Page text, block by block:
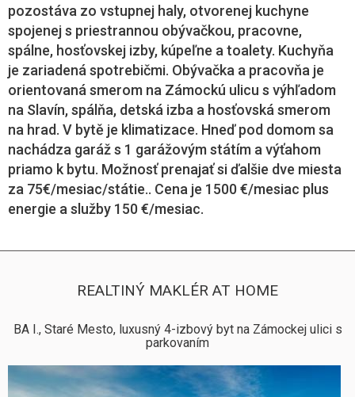
pozostáva zo vstupnej haly, otvorenej kuchyne
spojenej s priestrannou obývačkou, pracovne,
spálne, hosťovskej izby, kúpeľne a toalety. Kuchyňa
je zariadená spotrebičmi. Obývačka a pracovňa je
orientovaná smerom na Zámockú ulicu s výhľadom
na Slavín, spálňa, detská izba a hosťovská smerom
na hrad. V bytě je klimatizace. Hneď pod domom sa
nachádza garáž s 1 garážovým státím a výťahom
priamo k bytu. Možnosť prenajať si ďalšie dve miesta
za 75€/mesiac/státie.. Cena je 1500 €/mesiac plus
energie a služby 150 €/mesiac.
REALTINÝ MAKLÉR AT HOME
BA I., Staré Mesto, luxusný 4-izbový byt na Zámockej ulici s
parkovaním